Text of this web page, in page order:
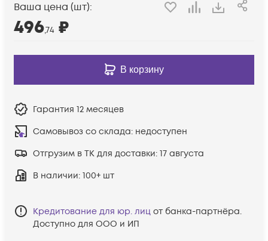
Ваша цена (шт):
496,74 ₽
В корзину
Гарантия 12 месяцев
Самовывоз со склада: недоступен
Отгрузим в ТК для доставки: 17 августа
В наличии: 100+ шт
Кредитование для юр. лиц от банка-партнёра.
Доступно для ООО и ИП